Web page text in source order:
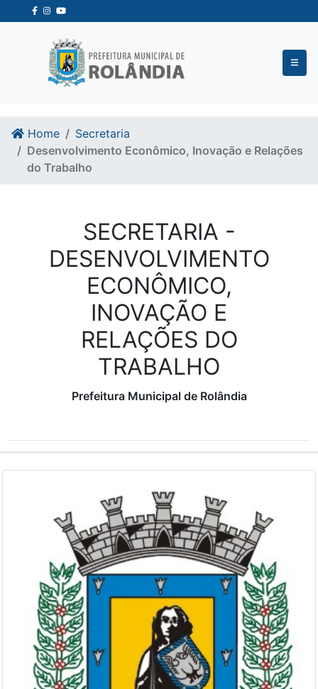
Ir para o conteudo
Ir para o fim do conteudo
Home
Secretaria
Desenvolvimento Econômico, Inovação e Relações
do Trabalho
SECRETARIA -
DESENVOLVIMENTO
ECONÔMICO,
INOVAÇÃO E
RELAÇÕES DO
TRABALHO
Prefeitura Municipal de Rolândia